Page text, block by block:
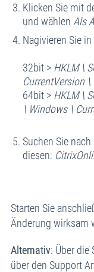
Klicken Sie mit
und wählen Als
Nagivieren Sie
32bit > HKLM \
CurrentVersion \
64bit > HKLM \
\ Windows \
Suchen Sie
diesen:
Starten Sie
Änderung wirksam
Alternativ: Über die
über den Support